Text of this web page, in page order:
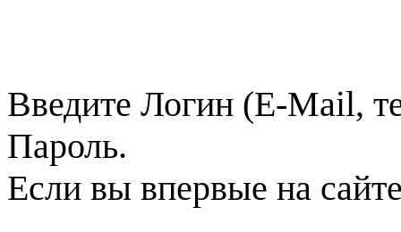
Введите Логин (E-Mail,
Пароль.
Если вы впервые на